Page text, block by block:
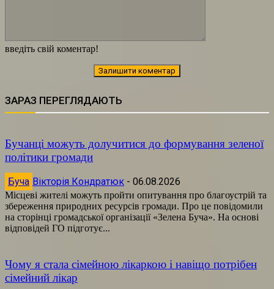
введіть свій коментар!
ЗАРАЗ ПЕРЕГЛЯДАЮТЬ
Бучанці можуть долучитися до формування зеленої
політики громади
Буча Вікторія Кондратюк - 06.08.2026
Місцеві жителі можуть пройти опитування про благоустрій та
збереження природних ресурсів громади. Про це повідомили
на сторінці громадської організації «Зелена Буча». На основі
відповідей ГО підготує...
Чому я стала сімейною лікаркою і навіщо потрібен
сімейний лікар